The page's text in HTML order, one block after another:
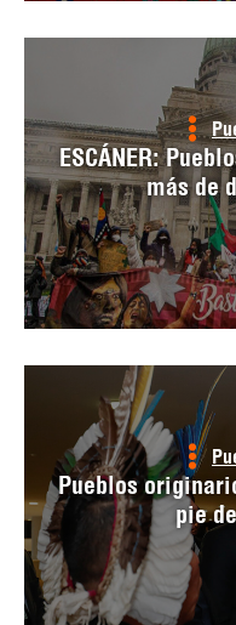
ESCÁNER:
más de
Pueblos
pie